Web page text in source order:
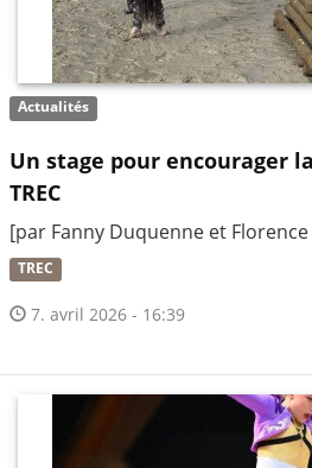
Actualités
Un stage pour encourager
TREC
[par Fanny Duquenne et
TREC
7. avril 2026 - 16:39